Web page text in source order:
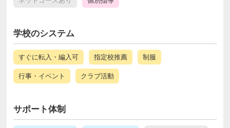
学校のシステム
すぐに転入・編入可 指定校推薦 制服
行事・イベント クラブ活動
サポート体制